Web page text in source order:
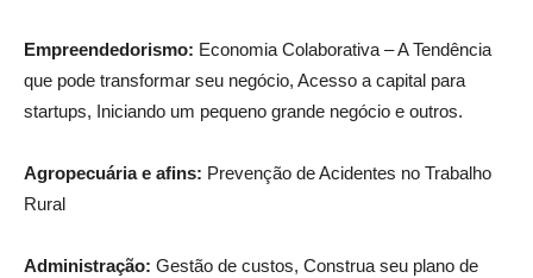
Empreendedorismo: Economia Colaborativa – A Tendência
que pode transformar seu negócio, Acesso a capital para
startups, Iniciando um pequeno grande negócio e outros.
Agropecuária e afins: Prevenção de Acidentes no Trabalho
Rural
Administração: Gestão de custos, Construa seu plano de